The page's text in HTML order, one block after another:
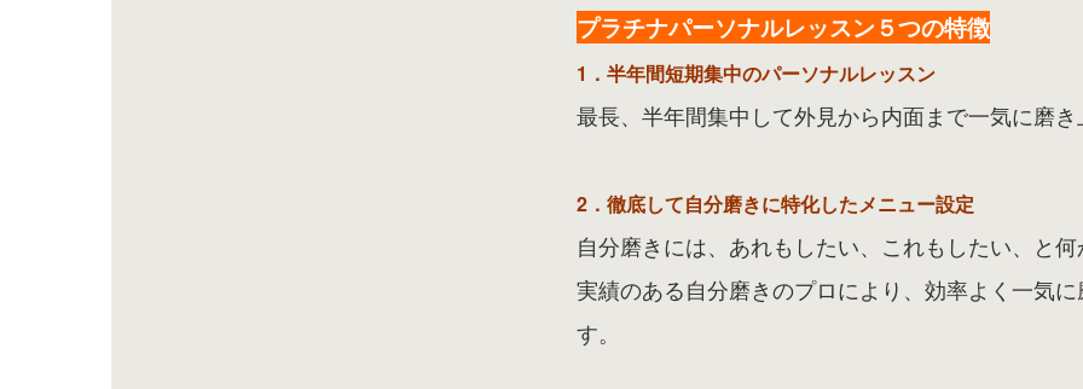
プラチナパーソナルレッスン５つの特徴
1．半年間短期集中のパーソナルレッスン
最長、半年間集中して外見から内面まで一気に磨
2．徹底して自分磨きに特化したメニュー設定
自分磨きには、あれもしたい、これもしたい、と
実績のある自分磨きのプロにより、効率よく一気
す。